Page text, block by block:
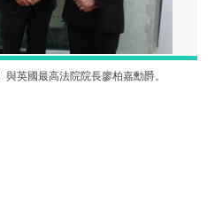
英國最高法院院長廖柏嘉勳爵。